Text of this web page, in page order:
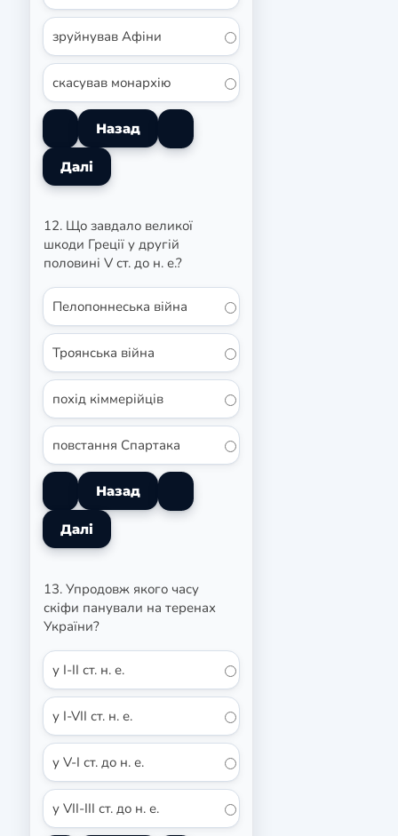
зруйнував Афіни
скасував монархію
12. Що завдало великої
шкоди Греції у другій
половині V ст. до н. е.?
Пелопоннеська війна
Троянська війна
похід кіммерійців
повстання Спартака
13. Упродовж якого часу
скіфи панували на теренах
України?
у I-II ст. н. е.
у I-VII ст. н. е.
у V-I ст. до н. е.
у VII-III ст. до н. е.